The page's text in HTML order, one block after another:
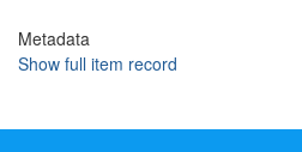
Metadata
Show full item record